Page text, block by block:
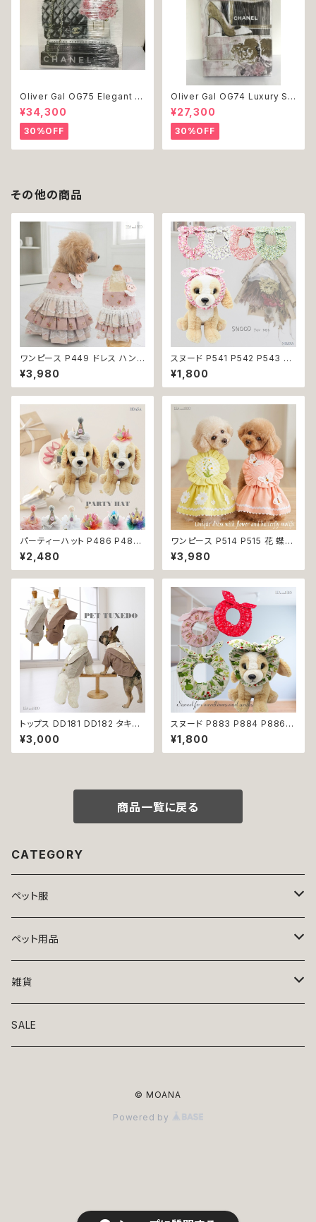
Oliver Gal OG75 Elegant E
ssentials Paris 絵 アート イ
ンテリア お祝い 贈り物 プレゼ
ント 結婚 新築 開店 周年 バー
スデイ 誕生日 ご褒美
¥34,300
30%OFF
Oliver Gal OG74 Luxury St
acked Shoes Rose Giftbo
x 絵 アート インテリア お祝い
贈り物 プレゼント 結婚 新築 開
店 周年 バースデイ 誕生日 ご褒
美
¥27,300
30%OFF
その他の商品
ワンピース P449 ドレス ハンド
メイド コットン うさぎ ラビット
花 小花 ピンク ドックウェア 犬
用 服 犬服 猫服 犬の服 猫の服
服 犬の洋服 洋服 小型犬 中型
犬 おしゃれ かわいい 可愛い 返
品交換不可
¥3,980
スヌード P541 P542 P543 P5
44 カチューシャ 耳カバー 小花
模様 花 汚れ防止 濡れ防止 ドッ
グウェア ドッグ ウェア 犬 猫 ペ
ゃれ 小型犬 返品交換不可
¥1,800
パーティーハット P486 P487
P488 P489 P490 P491 三
角帽子 とんがり帽子 王冠 帽子
ハット 誕生日 パーティー ドック
ッグ ウェア ドッグウエア 犬洋服
犬の洋服 洋服 猫 猫服 猫の服
ペット 小型犬 中型犬 おしゃれ
かわいい 可愛い 返品交換不可
¥2,480
ワンピース P514 P515 花 蝶
ハンドメイド ピンク イエローグ
リーン レース ドッグウェア 春夏
ドッグウエア ドッグ ウェア 犬 猫
の洋服 猫の洋服 春 夏 洋服 女
の子 小型 おしゃれ かわいい 送
料無料 返品交換不可
¥3,980
トップス DD181 DD182 タキシ
ード スーツ フォーマル 蝶ネクタ
イ リボン 犬 猫 ペット 服 犬の
服 猫の服 犬服 猫服 ドッグウェ
¥3,000
スヌード P883 P884 P886
カチューシャ 耳カバー ピンク レ
ッド グリーン りぼん ドッグウェ
ア ドッグ ウェア ドッグウエア 犬
返品交換不可
¥1,800
商品一覧に戻る
CATEGORY
ペット服
トップス
ニット
アロハ
ボトムス
ワンピース
ペット用品
ベッド
リード・首輪
雑貨
アート
SALE
© MOANA
Powered by